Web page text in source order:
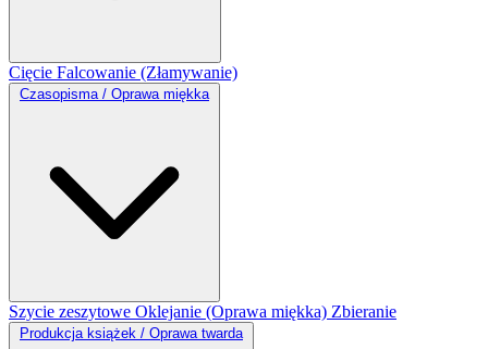
Cięcie Falcowanie (Złamywanie)
Czasopisma / Oprawa miękka
Szycie zeszytowe Oklejanie (Oprawa miękka) Zbieranie
Produkcja książek / Oprawa twarda